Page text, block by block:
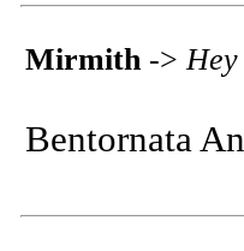
Mirmith ->Hey
Bentornata